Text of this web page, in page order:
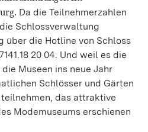
. Da die Teilnehmerzahlen
Schlossverwaltung
über die Hotline von Schloss
20 04. Und weil es die
Museen ins neue Jahr
Schlösser und Gärten
das attraktive
Modemuseums erschienen